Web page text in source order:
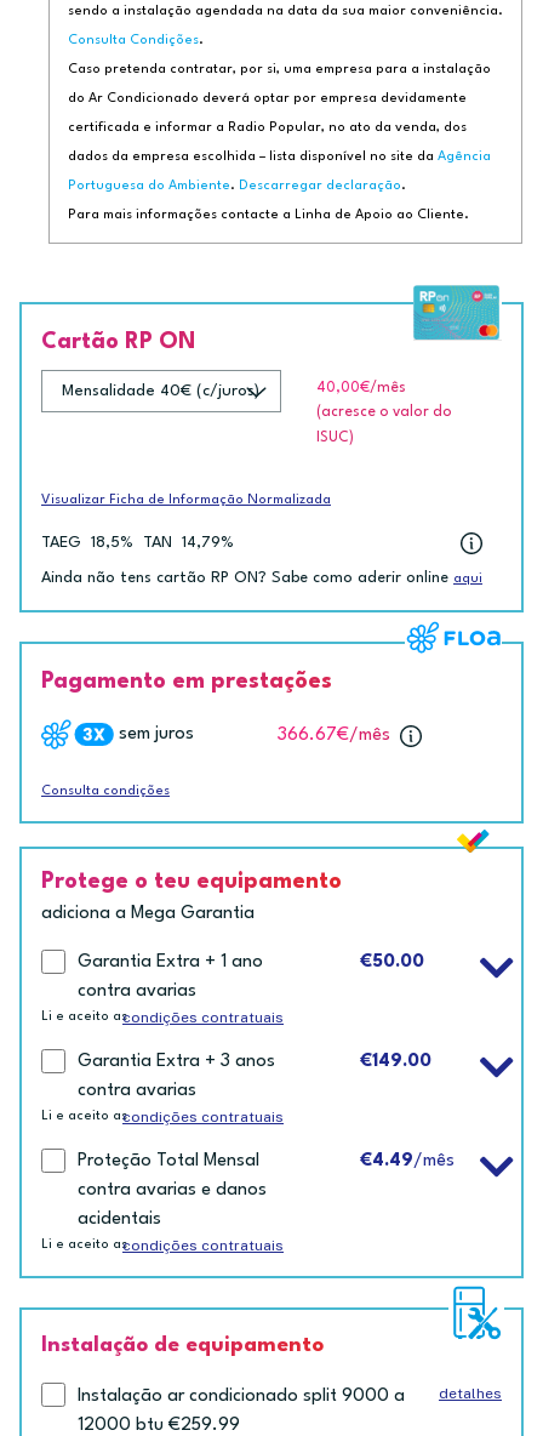
sendo a instalação agendada na data da sua maior conveniência.
Consulta Condições.
Caso pretenda contratar, por si, uma empresa para a instalação
do Ar Condicionado deverá optar por empresa devidamente
certificada e informar a Radio Popular, no ato da venda, dos
dados da empresa escolhida – lista disponível no site da Agência
Portuguesa do Ambiente. Descarregar declaração.
Para mais informações contacte a Linha de Apoio ao Cliente.
Cartão RP ON
40,00€/mês
(acresce o valor do
ISUC)
Visualizar Ficha de Informação Normalizada
TAEG 18,5% TAN 14,79%
Ainda não tens cartão RP ON? Sabe como aderir online aqui
Pagamento em prestações
sem juros 366.67€/mês
Consulta condições
Protege o teu equipamento
adiciona a Mega Garantia
Garantia Extra + 1 ano
contra avarias
€50.00
Li e aceito ascondições contratuais
Garantia Extra + 3 anos
contra avarias
€149.00
Li e aceito ascondições contratuais
Proteção Total Mensal
contra avarias e danos
acidentais
€4.49/mês
Li e aceito ascondições contratuais
Instalação de equipamento
Instalação ar condicionado split 9000 a
12000 btu €259.99
detalhes